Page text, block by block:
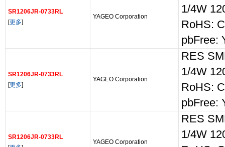
SR1206JR-0733RL
[更多]
YAGEO Corporation
1/4W
RoHS:
pbFree:
SR1206JR-0733RL
[更多]
YAGEO Corporation
RES
1/4W
RoHS:
pbFree:
SR1206JR-0733RL
YAGEO Corporation
RES
1/4W